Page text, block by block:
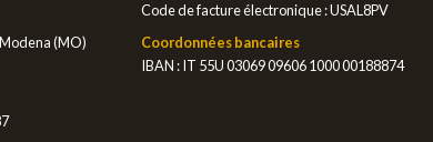
(MO)
Code de facture électronique : USAL8PV
Coordonnées bancaires
IBAN : IT 55U 03069 09606 1000 00188874